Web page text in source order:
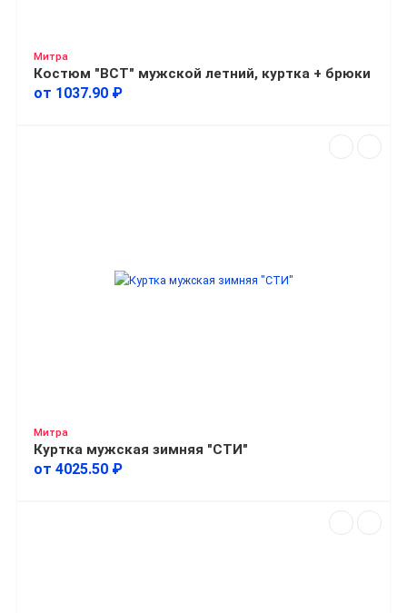
Митра
Костюм "ВСТ" мужской летний, куртка + брюки
от 1037.90 ₽
Митра
Куртка мужская зимняя "СТИ"
от 4025.50 ₽